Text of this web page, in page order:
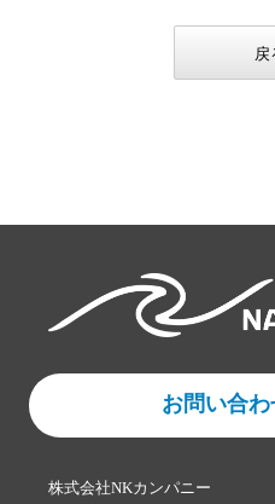
戻
お問い合
株式会社NKカンパニー